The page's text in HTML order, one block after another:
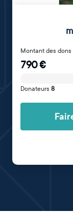
Montant des dons
790€
Donateurs 8